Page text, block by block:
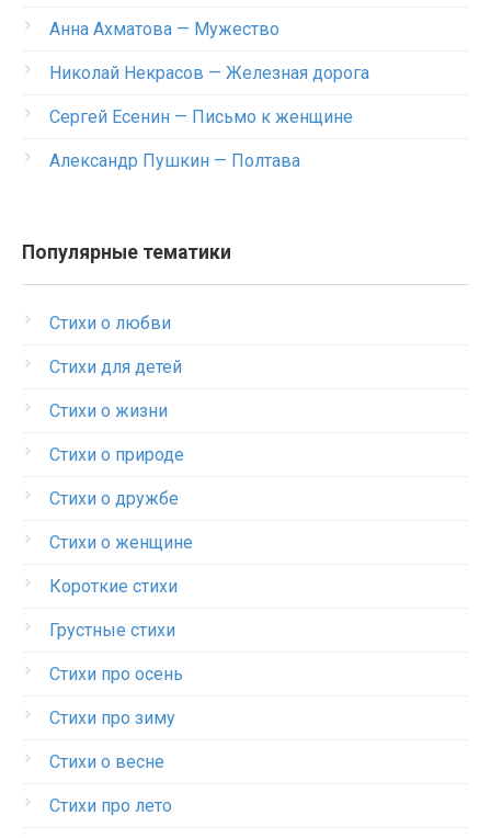
Анна Ахматова — Мужество
Николай Некрасов — Железная дорога
Сергей Есенин — Письмо к женщине
Александр Пушкин — Полтава
Популярные тематики
Стихи о любви
Стихи для детей
Стихи о жизни
Стихи о природе
Стихи о дружбе
Стихи о женщине
Короткие стихи
Грустные стихи
Стихи про осень
Стихи про зиму
Стихи о весне
Стихи про лето